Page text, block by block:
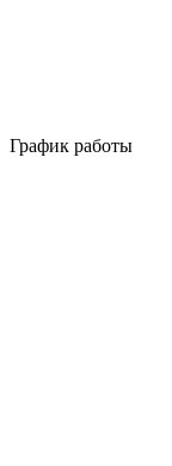
График работы